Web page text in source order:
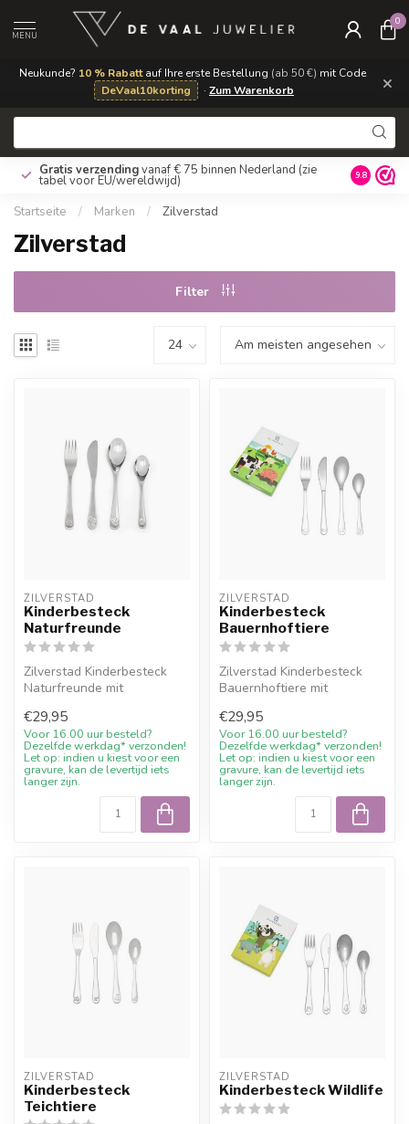
Neukunde? 10 % Rabattauf Ihre erste Bestellung (ab 50 €) mit Code
DeVaal10korting
· Zum Warenkorb ×
MENU
0
Gratis verzendingvanaf € 75 binnen Nederland (zie
tabel voor EU/wereldwijd) 9.8
Startseite / Marken / Zilverstad
Zilverstad
Filter
ZILVERSTAD
Kinderbesteck
Naturfreunde
Zilverstad Kinderbesteck
Naturfreunde mit
10% Willkommens...
€29,95
Voor 16.00 uur besteld?
Dezelfde werkdag* verzonden!
Let op: indien u kiest voor een
gravure, kan de levertijd iets
langer zijn.
ZILVERSTAD
Kinderbesteck
Bauernhoftiere
Zilverstad Kinderbesteck
Bauernhoftiere mit
10% Willkomme...
€29,95
Voor 16.00 uur besteld?
Dezelfde werkdag* verzonden!
Let op: indien u kiest voor een
gravure, kan de levertijd iets
langer zijn.
ZILVERSTAD
Kinderbesteck
Teichtiere
ZILVERSTAD
Kinderbesteck Wildlife